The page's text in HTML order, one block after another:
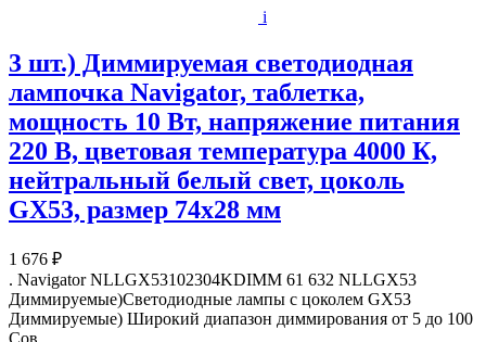
i
3 шт.) Диммируемая светодиодная
лампочка Navigator, таблетка,
мощность 10 Вт, напряжение питания
220 В, цветовая температура 4000 К,
нейтральный белый свет, цоколь
GX53, размер 74х28 мм
1 676 ₽
. Navigator NLLGX53102304KDIMM 61 632 NLLGX53
Диммируемые)Светодиодные лампы с цоколем GX53
Диммируемые) Широкий диапазон диммирования от 5 до 100
Сов